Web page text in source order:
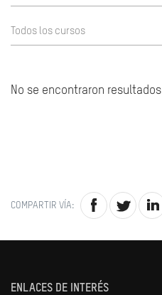
Todos los cursos
No se encontraron resultados
COMPARTIR VÍA:
ENLACES DE INTERÉS